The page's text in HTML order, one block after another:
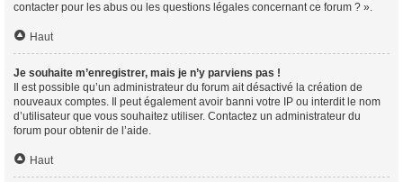
contacter pour les abus ou les questions légales concernant ce forum ? ».
Haut
Je souhaite m’enregistrer, mais je n’y parviens pas !
Il est possible qu’un administrateur du forum ait désactivé la création de
nouveaux comptes. Il peut également avoir banni votre IP ou interdit le nom
d’utilisateur que vous souhaitez utiliser. Contactez un administrateur du
forum pour obtenir de l’aide.
Haut